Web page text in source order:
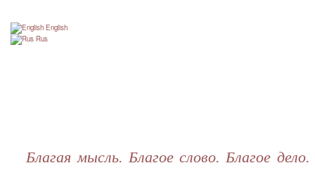
Благая мысль. Благое слово. Благое дело.
English
Rus